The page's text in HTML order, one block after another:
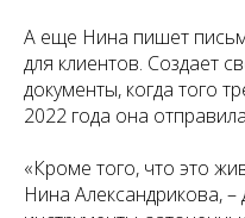
А еще Нина пишет
для клиентов. Создает
документы, когда того
2022 года она
«Кроме того, что это
Нина Александрикова, –